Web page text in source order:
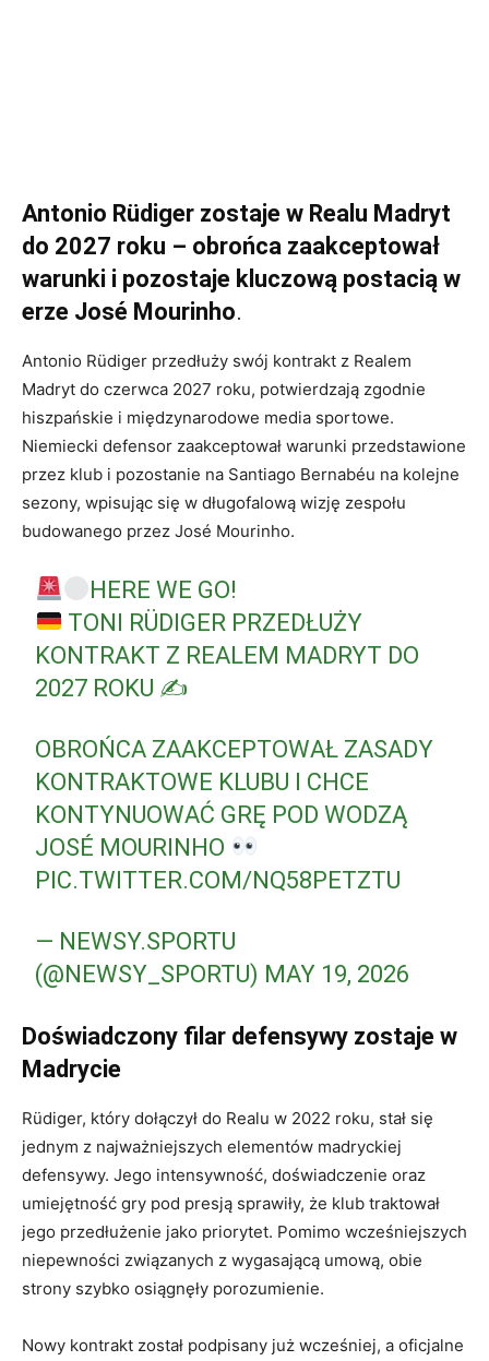
Antonio Rüdiger zostaje w Realu Madryt
do 2027 roku – obrońca zaakceptował
warunki i pozostaje kluczową postacią w
erze José Mourinho.
Antonio Rüdiger przedłuży swój kontrakt z Realem
Madryt do czerwca 2027 roku, potwierdzają zgodnie
hiszpańskie i międzynarodowe media sportowe.
Niemiecki defensor zaakceptował warunki przedstawione
przez klub i pozostanie na Santiago Bernabéu na kolejne
sezony, wpisując się w długofalową wizję zespołu
budowanego przez José Mourinho.
HERE WE GO!
TONI RÜDIGER PRZEDŁUŻY
KONTRAKT Z REALEM MADRYT DO
2027 ROKU ✍
OBROŃCA ZAAKCEPTOWAŁ ZASADY
KONTRAKTOWE KLUBU I CHCE
KONTYNUOWAĆ GRĘ POD WODZĄ
JOSÉ MOURINHO
PIC.TWITTER.COM/NQ58PETZTU
— NEWSY.SPORTU
(@NEWSY_SPORTU) MAY 19, 2026
Doświadczony filar defensywy zostaje w
Madrycie
Rüdiger, który dołączył do Realu w 2022 roku, stał się
jednym z najważniejszych elementów madryckiej
defensywy. Jego intensywność, doświadczenie oraz
umiejętność gry pod presją sprawiły, że klub traktował
jego przedłużenie jako priorytet. Pomimo wcześniejszych
niepewności związanych z wygasającą umową, obie
strony szybko osiągnęły porozumienie.
Nowy kontrakt został podpisany już wcześniej, a oficjalne